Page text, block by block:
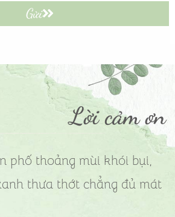
Gửi
Lời cảm ơn
phố thoảng mùi khói bụi,
thưa thớt chẳng đủ mát